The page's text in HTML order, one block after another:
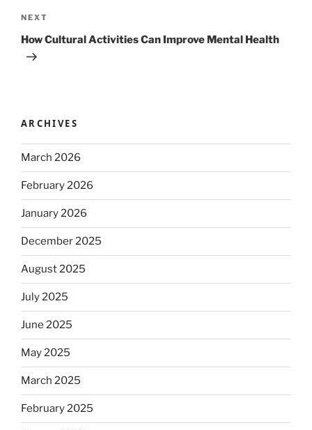
Next
Post
NEXT
How Cultural Activities Can Improve Mental Health
ARCHIVES
March 2026
February 2026
January 2026
December 2025
August 2025
July 2025
June 2025
May 2025
March 2025
February 2025